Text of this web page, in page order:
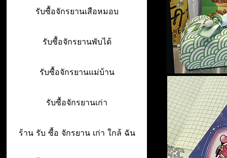
รับซื้อจักรยานเสือหมอบ
รับซื้อจักรยานพับได้
รับซื้อจักรยานแม่บ้าน
รับซื้อจักรยานเก่า
ร้าน รับ ซื้อ จักรยาน เก่า ใกล้ ฉัน